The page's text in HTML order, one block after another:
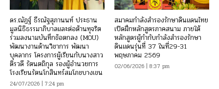
ดร.ณัฏฐ์ ธีรณัฐสุภานนท์ ประธาน
มูลนิธิธรรมาภิบาลและต่อต้านทุจริต
ร่วมลงนามบันทึกข้อตกลง (MOU)
พัฒนางานด้านวิชาการ พัฒนา
บุคลากร โครงการผู้เรียนกับนางสาว
ติรวดี รัตนตถิกุล รองผู้อำนวยการ
โรงเรียนรัตนโกสินทร์สมโภชบางเขน
24/07/2026 | 7:24 pm
สมาคมกำลังสำรองรักษาดินแดนไทย
เปิดฝึกหลักสูตรภาคสนาม ภายใต้
หลักสูตรผู้กำกับกำลังสำรองรักษา
ดินแดนรุ่นที่ 37 ในที่29-31
พฤษภาคม 2569
02/06/2026 | 8:37 pm